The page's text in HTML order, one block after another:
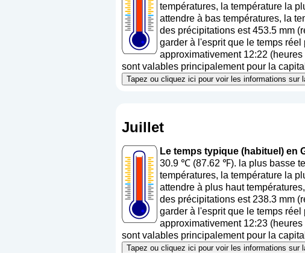
températures, la température la
attendre à bas températures, la
des précipitations est 453.5 mm (
garder à l'esprit que le temps
approximativement 12:22
sont valables principalement pour la
Tapez ou cliquez ici pour voir les informations sur
Juillet
Le temps typique (habituel) en
30.9 ℃ (87.62 ℉). la plus basse
températures, la température la
attendre à plus haut
des précipitations est 238.3 mm (
garder à l'esprit que le temps
approximativement 12:23
sont valables principalement pour la
Tapez ou cliquez ici pour voir les informations sur